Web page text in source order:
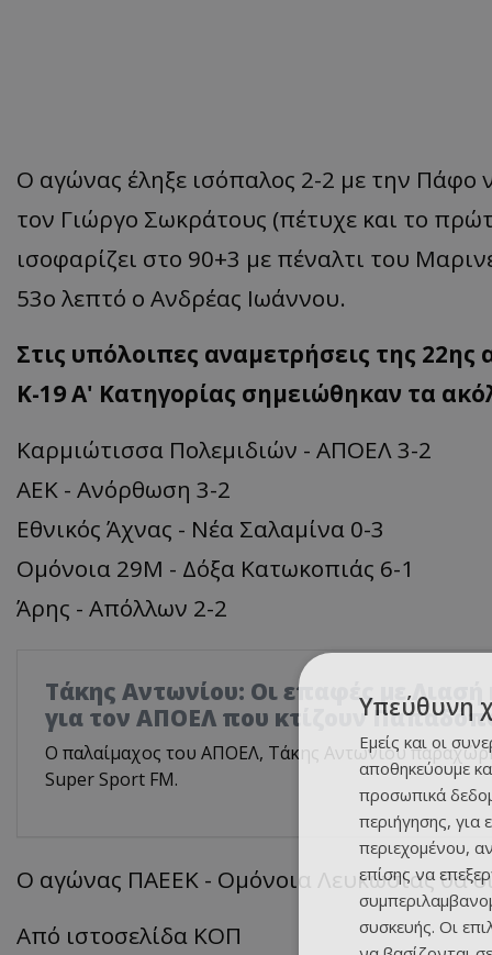
Ο αγώνας έληξε ισόπαλος 2-2 με την Πάφο
τον Γιώργο Σωκράτους (πέτυχε και το
ισοφαρίζει στο 90+3 με πέναλτι του
53ο λεπτό ο Ανδρέας Ιωάννου.
Στις υπόλοιπες αναμετρήσεις της
Κ-19 Α' Κατηγορίας σημειώθηκαν τα
Καρμιώτισσα Πολεμιδιών - ΑΠΟΕΛ 3-2
ΑΕΚ - Ανόρθωση 3-2
Εθνικός Άχνας - Νέα Σαλαμίνα 0-3
Ομόνοια 29Μ - Δόξα Κατωκοπιάς 6-1
Άρης - Απόλλων 2-2
Τάκης Αντωνίου: Οι επαφές με Λιασή
για τον ΑΠΟΕΛ που κτίζουν
Ο παλαίμαχος του ΑΠΟΕΛ, Τάκης Αντωνίου
Super Sport FM.
Ο αγώνας ΠΑΕΕΚ - Ομόνοια Λευκωσίας θα
Από ιστοσελίδα ΚΟΠ
Υπεύθυνη
Εμείς και οι
αποθηκεύουμε
προσωπικά
περιήγησης, για
περιεχομένου,
επίσης να
συσκευής. Οι